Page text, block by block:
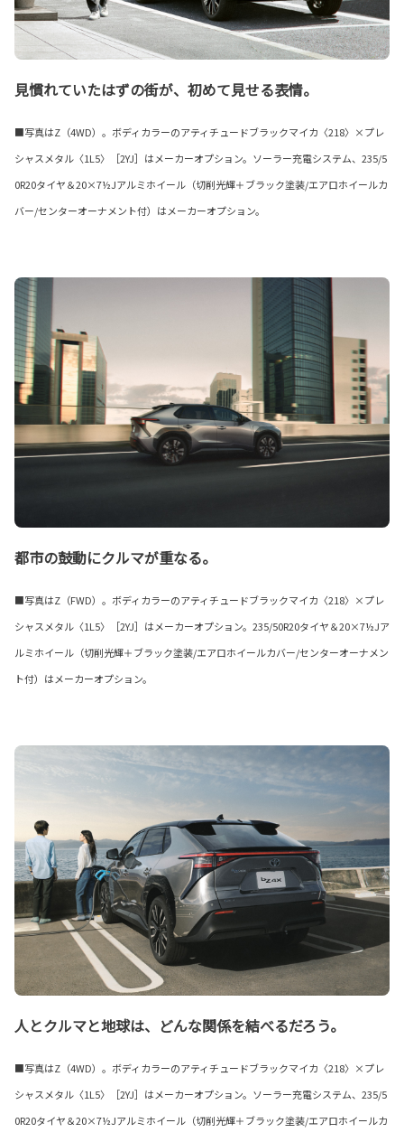
見慣れていたはずの街が、初めて見せる表情。
■写真はZ（4WD）。ボディカラーのアティチュードブラックマイカ〈218〉×プレ
シャスメタル〈1L5〉［2YJ］はメーカーオプション。ソーラー充電システム、235/5
0R20タイヤ＆20×7½Jアルミホイール（切削光輝＋ブラック塗装/エアロホイールカ
バー/センターオーナメント付）はメーカーオプション。
都市の鼓動にクルマが重なる。
■写真はZ（FWD）。ボディカラーのアティチュードブラックマイカ〈218〉×プレ
シャスメタル〈1L5〉［2YJ］はメーカーオプション。235/50R20タイヤ＆20×7½Jア
ルミホイール（切削光輝＋ブラック塗装/エアロホイールカバー/センターオーナメン
ト付）はメーカーオプション。
人とクルマと地球は、どんな関係を結べるだろう。
■写真はZ（4WD）。ボディカラーのアティチュードブラックマイカ〈218〉×プレ
シャスメタル〈1L5〉［2YJ］はメーカーオプション。ソーラー充電システム、235/5
0R20タイヤ＆20×7½Jアルミホイール（切削光輝＋ブラック塗装/エアロホイールカ